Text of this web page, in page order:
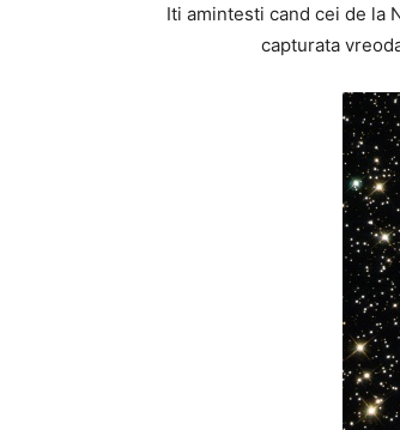
Iti amintesti cand cei de la
capturata